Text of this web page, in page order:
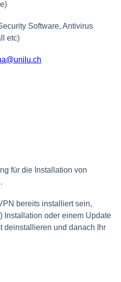
Software, Antivirus
etc)
für die Installation von
bereits installiert sein,
Installation oder einem Update
deinstallieren und danach Ihr